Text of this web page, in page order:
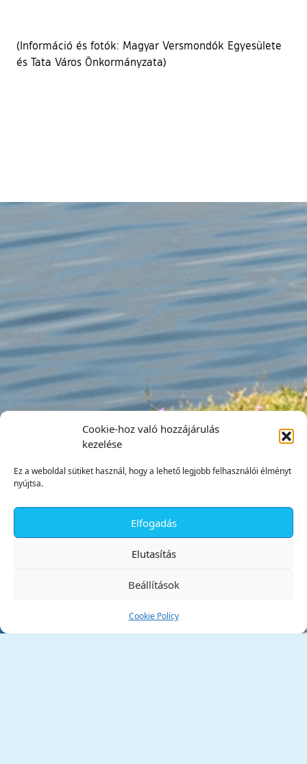
Cookie-hoz való hozzájárulás
kezelése
Ez a weboldal sütiket használ, hogy a lehető legjobb felhasználói élményt
nyújtsa.
Elfogadás
Elutasítás
Beállítások
Cookie Policy
(Információ és fotók: Magyar Versmondók Egyesülete
és Tata Város Önkormányzata)
Tata Város Önkormányzata
✕